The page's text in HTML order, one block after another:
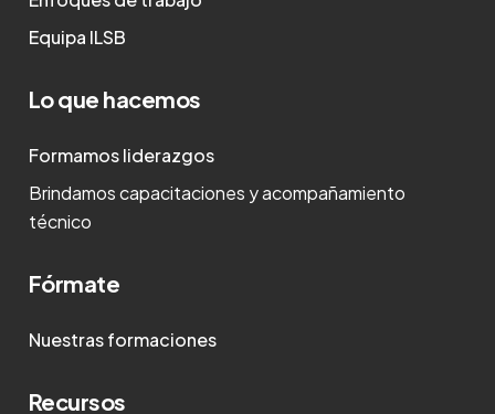
Equipa ILSB
Lo que hacemos
Formamos liderazgos
Brindamos capacitaciones y acompañamiento
técnico
Fórmate
Nuestras formaciones
Recursos